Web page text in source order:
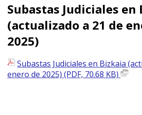
Subastas Judiciales en
(actualizado a 21 de
2025)
Subastas Judiciales en Bizkaia
enero de 2025) (PDF, 70.68 KB)